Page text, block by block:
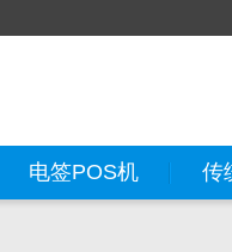
电签POS机 传